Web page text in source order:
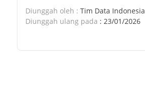
Diunggah oleh : Tim Data Indonesia
Diunggah ulang pada : 23/01/2026